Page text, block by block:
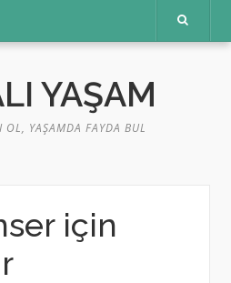
YAŞAM
OL, YAŞAMDA FAYDA BUL
için